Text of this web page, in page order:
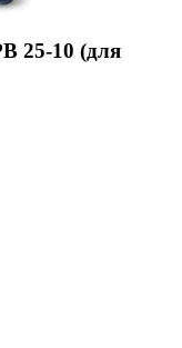
25-10 (для